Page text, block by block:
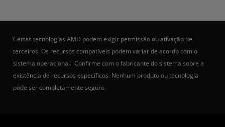
Certas tecnologias AMD podem exigir permissão ou ativação de
terceiros. Os recursos compatíveis podem variar de acordo com o
sistema operacional. Confirme com o fabricante do sistema sobre a
existência de recursos específicos. Nenhum produto ou tecnologia
pode ser completamente seguro.